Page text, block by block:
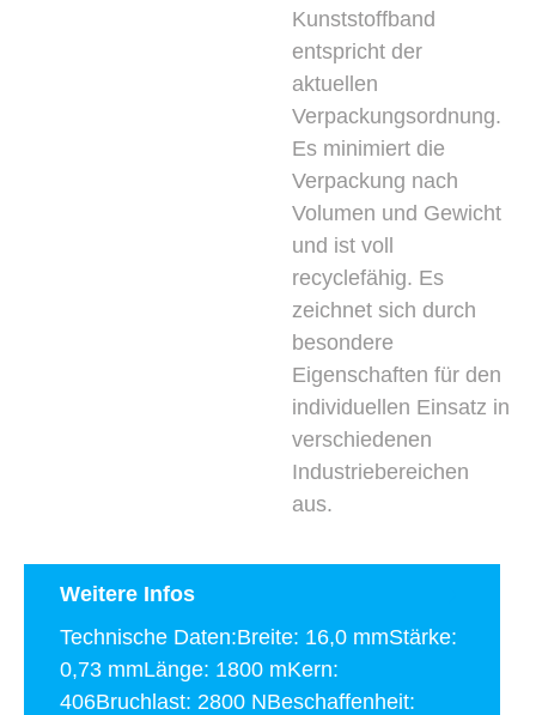
Kunststoffband
entspricht der
aktuellen
Verpackungsordnung.
Es minimiert die
Verpackung nach
Volumen und Gewicht
und ist voll
recyclefähig. Es
zeichnet sich durch
besondere
Eigenschaften für den
individuellen Einsatz in
verschiedenen
Industriebereichen
aus.
Weitere Infos
Technische Daten:Breite: 16,0 mmStärke:
0,73 mmLänge: 1800 mKern:
406Bruchlast: 2800 NBeschaffenheit: